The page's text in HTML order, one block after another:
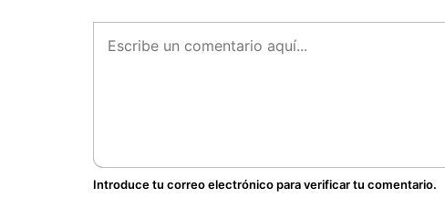
Introduce tu correo electrónico para verificar tu comentario.